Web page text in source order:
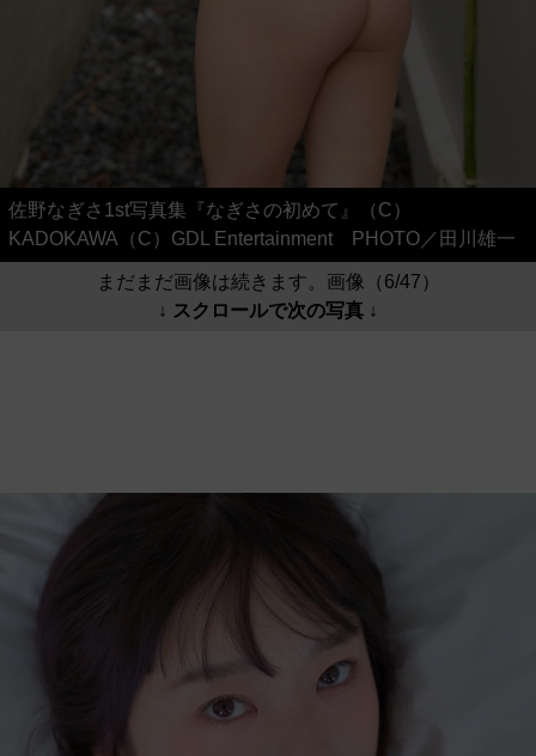
佐野なぎさ1st写真集『なぎさの初めて』（C）
KADOKAWA（C）GDL Entertainment PHOTO／田川雄一
まだまだ画像は続きます。画像（6/47）
↓ スクロールで次の写真 ↓